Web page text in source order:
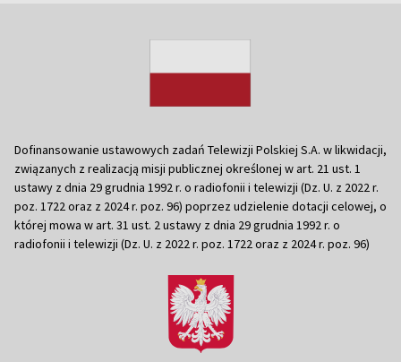
Dofinansowanie ustawowych zadań Telewizji Polskiej S.A. w likwidacji,
związanych z realizacją misji publicznej określonej w art. 21 ust. 1
ustawy z dnia 29 grudnia 1992 r. o radiofonii i telewizji (Dz. U. z 2022 r.
poz. 1722 oraz z 2024 r. poz. 96) poprzez udzielenie dotacji celowej, o
której mowa w art. 31 ust. 2 ustawy z dnia 29 grudnia 1992 r. o
radiofonii i telewizji (Dz. U. z 2022 r. poz. 1722 oraz z 2024 r. poz. 96)